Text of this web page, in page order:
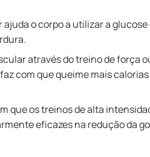
ajuda o corpo a utilizar a glucose
através do treino de força
com que queime mais
que os treinos de alta
eficazes na redução da